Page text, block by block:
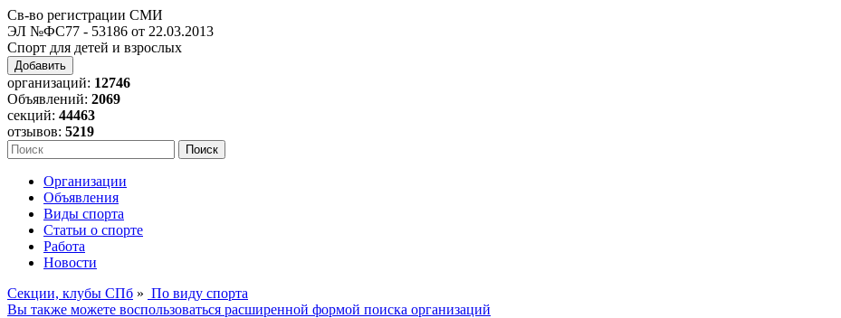
Св-во регистрации СМИ
ЭЛ №ФС77 - 53186 от 22.03.2013
Спорт для детей и взрослых
Добавить
организаций: 12746
Объявлений: 2069
секций: 44463
отзывов: 5219
Организации
Объявления
Виды спорта
Статьи о спорте
Работа
Новости
Секции, клубы СПб » По виду спорта
Вы также можете воспользоваться расширенной формой поиска организаций